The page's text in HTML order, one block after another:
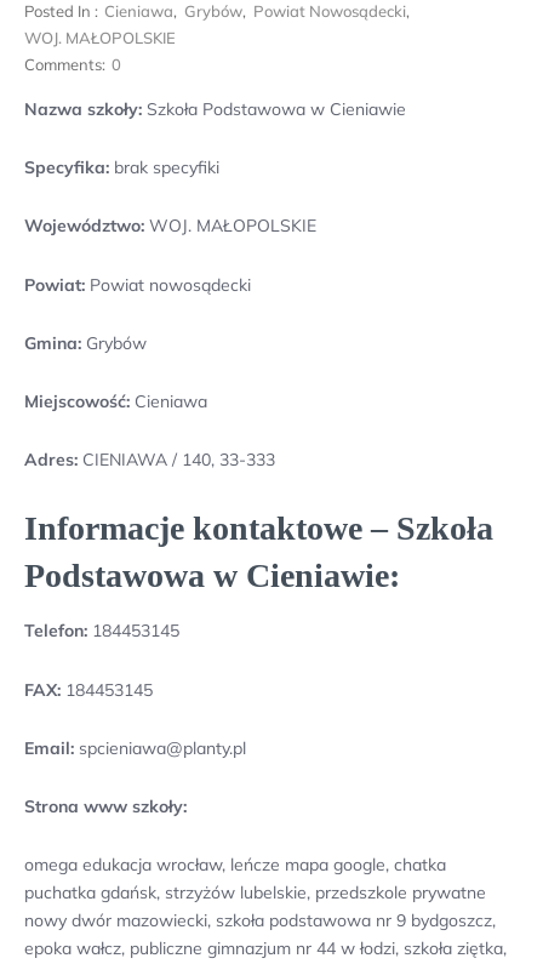
Posted In : Cieniawa, Grybów, Powiat Nowosądecki,
WOJ. MAŁOPOLSKIE
Comments: 0
Nazwa szkoły: Szkoła Podstawowa w Cieniawie
Specyfika: brak specyfiki
Województwo: WOJ. MAŁOPOLSKIE
Powiat: Powiat nowosądecki
Gmina: Grybów
Miejscowość: Cieniawa
Adres: CIENIAWA / 140, 33-333
Informacje kontaktowe – Szkoła
Podstawowa w Cieniawie:
Telefon: 184453145
FAX: 184453145
Email: spcieniawa@planty.pl
Strona www szkoły:
omega edukacja wrocław, leńcze mapa google, chatka
puchatka gdańsk, strzyżów lubelskie, przedszkole prywatne
nowy dwór mazowiecki, szkoła podstawowa nr 9 bydgoszcz,
epoka wałcz, publiczne gimnazjum nr 44 w łodzi, szkoła ziętka,